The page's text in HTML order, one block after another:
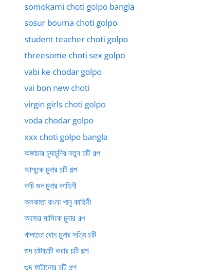
somokami choti golpo bangla
sosur bouma choti golpo
student teacher choti golpo
threesome choti sex golpo
vabi ke chodar golpo
vai bon new choti
virgin girls choti golpo
voda chodar golpo
xxx choti golpo bangla
অজাচার চুদাচুদির নতুন চটি গল্প
আম্মুকে চুদার চটি গল্প
কচি গুদ চুদার কাহিনী
কলকাতা বাংলা পানু কাহিনী
কাজের মাসিকে চুদার গল্প
খালাতো বোন চুদার সত্যি চটি
গুদ চাটাচাটি করার চটি গল্প
গুদ ফাটানোর চটি গল্প